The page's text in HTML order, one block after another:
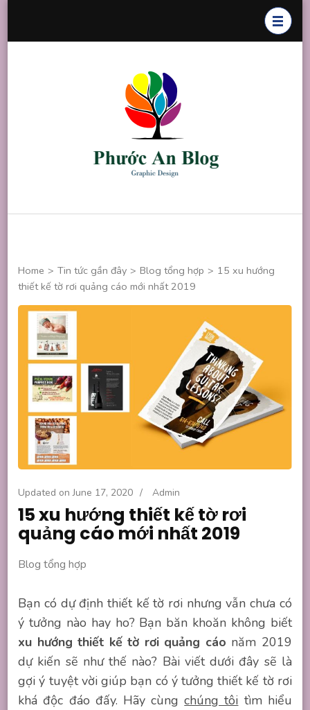
Home > Tin tức gần đây > Blog tổng hợp > 15 xu hướng
thiết kế tờ rơi quảng cáo mới nhất 2019
Updated onJune 17, 2020 / Admin
15 xu hướng thiết kế tờ rơi
quảng cáo mới nhất 2019
Blog tổng hợp
Bạn có dự định thiết kế tờ rơi nhưng vẫn chưa có
ý tưởng nào hay ho? Bạn băn khoăn không biết
xu hướng thiết kế tờ rơi quảng cáo năm 2019
dự kiến sẽ như thế nào? Bài viết dưới đây sẽ là
gợi ý tuyệt vời giúp bạn có ý tưởng thiết kế tờ rơi
khá độc đáo đấy. Hãy cùngchúng tôi tìm hiểu